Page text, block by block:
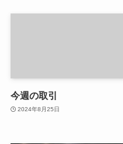
今週の取引
2024年8月25日